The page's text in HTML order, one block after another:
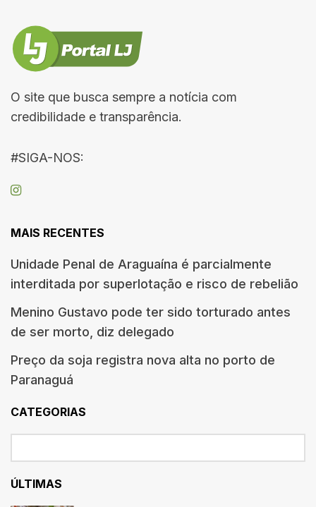
O site que busca sempre a notícia com
credibilidade e transparência.
#SIGA-NOS:
MAIS RECENTES
Unidade Penal de Araguaína é parcialmente
interditada por superlotação e risco de rebelião
Menino Gustavo pode ter sido torturado antes
de ser morto, diz delegado
Preço da soja registra nova alta no porto de
Paranaguá
CATEGORIAS
ÚLTIMAS